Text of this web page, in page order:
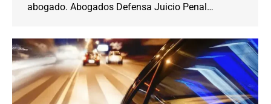
abogado. Abogados Defensa Juicio Penal…